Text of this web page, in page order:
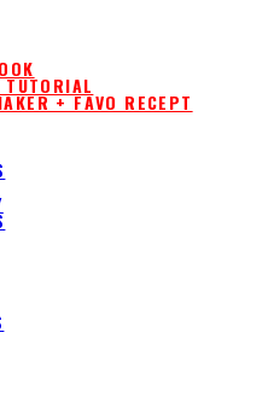
+ FAVO RECEPT